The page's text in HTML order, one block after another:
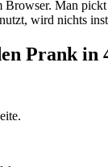
Browser. Man
wird nichts
Prank in